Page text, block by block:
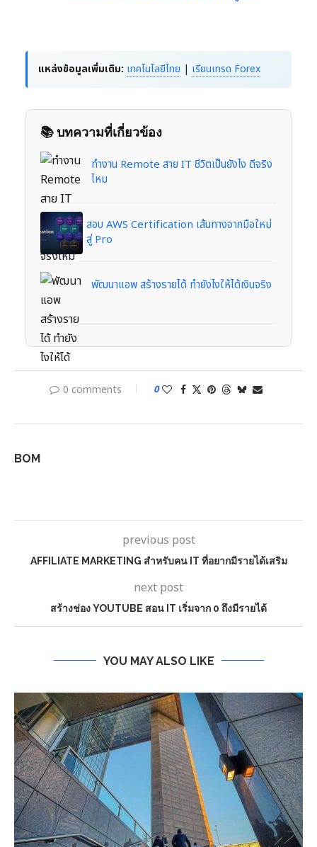
แหล่งข้อมูลเพิ่มเติม: เทคโนโลยีไทย | เรียนเทรด Forex
📚 บทความที่เกี่ยวข้อง
ทำงาน Remote สาย IT ชีวิตเป็นยังไง ดีจริง
ไหม
สอบ AWS Certification เส้นทางจากมือใหม่
สู่ Pro
พัฒนาแอพ สร้างรายได้ ทำยังไงให้ได้เงินจริง
0 comments 0
BOM
previous post
AFFILIATE MARKETING สำหรับคน IT ที่อยากมีรายได้เสริม
next post
สร้างช่อง YOUTUBE สอน IT เริ่มจาก 0 ถึงมีรายได้
YOU MAY ALSO LIKE